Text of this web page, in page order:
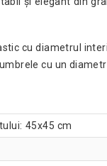
cu diametrul
cu un
45x45 cm